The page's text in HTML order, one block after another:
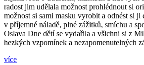
radost jim udělala možnost prohlédnout si
možnost si sami masku vyrobit a odnést si ji
v příjemné náladě, plné zážitků, smíchu a
Oslava Dne dětí se vydařila a všichni si z
hezkých vzpomínek a nezapomenutelných
více